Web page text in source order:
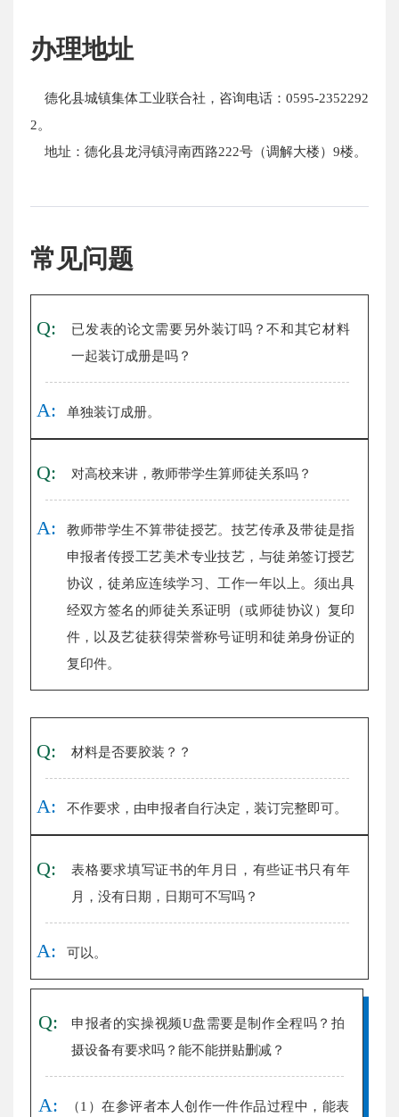
办理地址
德化县城镇集体工业联合社，咨询电话：0595-2352292
2。
地址：德化县龙浔镇浔南西路222号（调解大楼）9楼。
常见问题
Q:
已发表的论文需要另外装订吗？不和其它材料
一起装订成册是吗？
A: 单独装订成册。
Q: 对高校来讲，教师带学生算师徒关系吗？
A:
教师带学生不算带徒授艺。技艺传承及带徒是指
申报者传授工艺美术专业技艺，与徒弟签订授艺
协议，徒弟应连续学习、工作一年以上。须出具
经双方签名的师徒关系证明（或师徒协议）复印
件，以及艺徒获得荣誉称号证明和徒弟身份证的
复印件。
Q: 材料是否要胶装？？
A: 不作要求，由申报者自行决定，装订完整即可。
Q:
表格要求填写证书的年月日，有些证书只有年
月，没有日期，日期可不写吗？
A: 可以。
Q:
申报者的实操视频U盘需要是制作全程吗？拍
摄设备有要求吗？能不能拼贴删减？
A:
（1）在参评者本人创作一件作品过程中，能表